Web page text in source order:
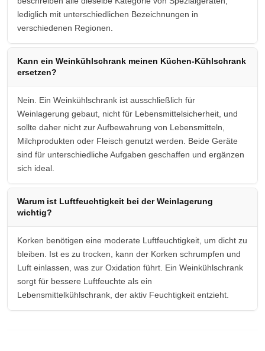
lediglich mit unterschiedlichen Bezeichnungen in
verschiedenen Regionen.
Kann ein Weinkühlschrank meinen Küchen-Kühlschrank
ersetzen?
Nein. Ein Weinkühlschrank ist ausschließlich für
Weinlagerung gebaut, nicht für Lebensmittelsicherheit, und
sollte daher nicht zur Aufbewahrung von Lebensmitteln,
Milchprodukten oder Fleisch genutzt werden. Beide Geräte
sind für unterschiedliche Aufgaben geschaffen und ergänzen
sich ideal.
Warum ist Luftfeuchtigkeit bei der Weinlagerung
wichtig?
Korken benötigen eine moderate Luftfeuchtigkeit, um dicht zu
bleiben. Ist es zu trocken, kann der Korken schrumpfen und
Luft einlassen, was zur Oxidation führt. Ein Weinkühlschrank
sorgt für bessere Luftfeuchte als ein
Lebensmittelkühlschrank, der aktiv Feuchtigkeit entzieht.